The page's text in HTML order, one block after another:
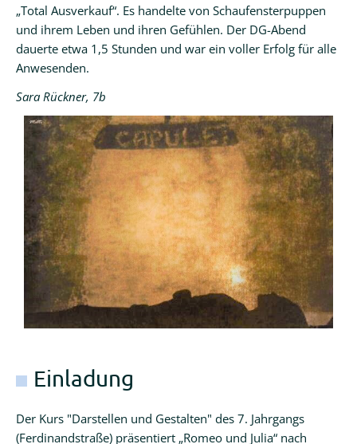
„Total Ausverkauf“. Es handelte von Schaufensterpuppen
und ihrem Leben und ihren Gefühlen. Der DG-Abend
dauerte etwa 1,5 Stunden und war ein voller Erfolg für alle
Anwesenden.
Sara Rückner, 7b
Einladung
Der Kurs "Darstellen und Gestalten" des 7. Jahrgangs
(Ferdinandstraße) präsentiert „Romeo und Julia“ nach